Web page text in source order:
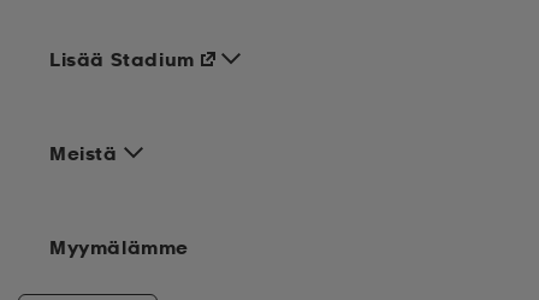
Meistä
Lisää Stadium
Myymälämme